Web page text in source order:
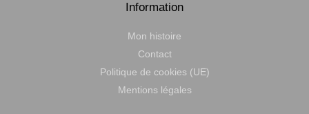
Information
Mon histoire
Contact
Politique de cookies (UE)
Mentions légales